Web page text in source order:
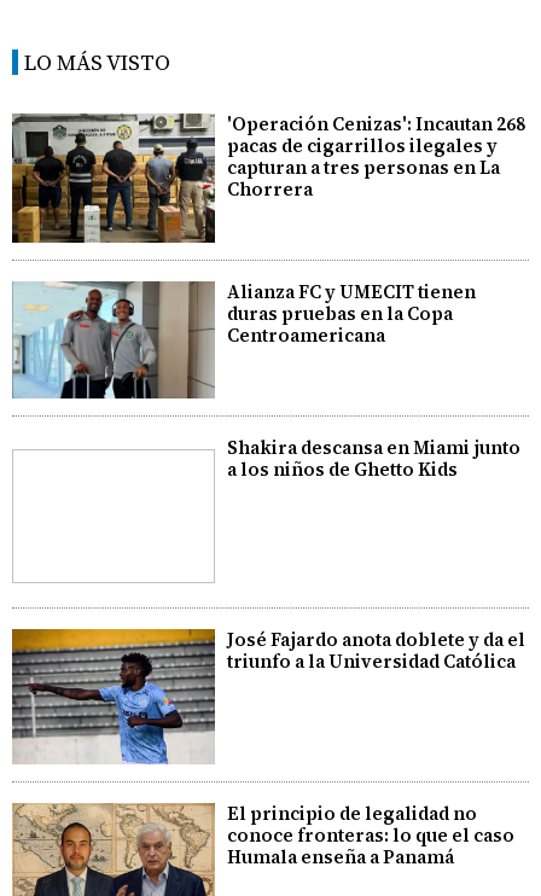
LO MÁS VISTO
'Operación Cenizas': Incautan 268
pacas de cigarrillos ilegales y
capturan a tres personas en La
Chorrera
Alianza FC y UMECIT tienen
duras pruebas en la Copa
Centroamericana
Shakira descansa en Miami junto
a los niños de Ghetto Kids
José Fajardo anota doblete y da el
triunfo a la Universidad Católica
El principio de legalidad no
conoce fronteras: lo que el caso
Humala enseña a Panamá